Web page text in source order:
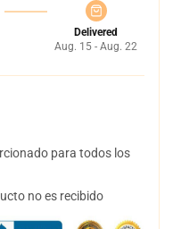
Delivered
Aug. 15 - Aug. 22
para todos los
no es recibido